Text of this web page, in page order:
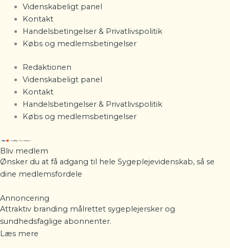
Videnskabeligt panel
Kontakt
Handelsbetingelser & Privatlivspolitik
Købs og medlemsbetingelser
Redaktionen
Videnskabeligt panel
Kontakt
Handelsbetingelser & Privatlivspolitik
Købs og medlemsbetingelser
Bliv medlem
Ønsker du at få adgang til hele Sygeplejevidenskab, så se
dine medlemsfordele
Annoncering
Attraktiv branding målrettet sygeplejersker og
sundhedsfaglige abonnenter.
Læs mere